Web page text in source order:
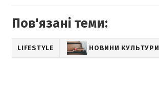
Пов'язані теми:
LIFESTYLE НОВИНИ КУЛЬТУРИ